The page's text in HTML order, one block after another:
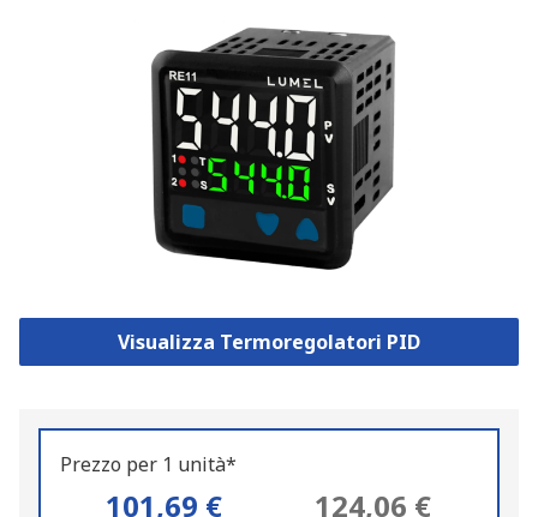
Visualizza Termoregolatori PID
Prezzo per 1 unità*
101,69 € 124,06 €